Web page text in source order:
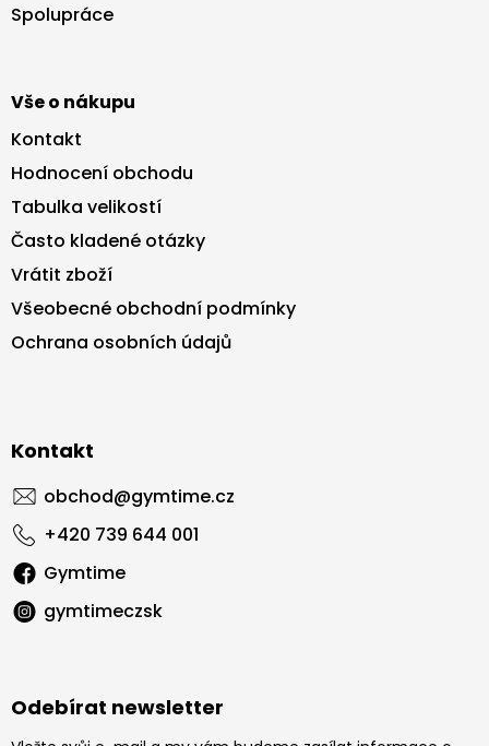
Spolupráce
Vše o nákupu
Kontakt
Hodnocení obchodu
Tabulka velikostí
Často kladené otázky
Vrátit zboží
Všeobecné obchodní podmínky
Ochrana osobních údajů
Kontakt
obchod@gymtime.cz
+420 739 644 001
Gymtime
gymtimeczsk
Odebírat newsletter